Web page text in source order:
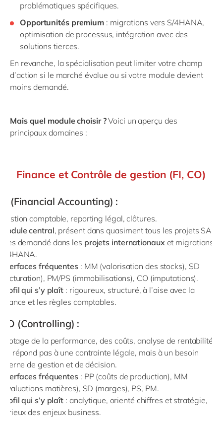
problématiques spécifiques.
Opportunités premium : migrations vers S/4HANA,
optimisation de processus, intégration avec des
solutions tierces.
En revanche, la spécialisation peut limiter votre champ
d’action si le marché évolue ou si votre module devient
moins demandé.
Mais quel module choisir ?Voici un aperçu des
principaux domaines :
Finance et Contrôle de gestion (FI, CO)
FI (Financial Accounting) :
Gestion comptable, reporting légal, clôtures.
Module central, présent dans quasiment tous les projets SAP.
Très demandé dans les projets internationauxet migrations
S/4HANA.
Interfaces fréquentes: MM (valorisation des stocks), SD
(facturation), PM/PS (immobilisations), CO (imputations).
Profil qui s’y plaît : rigoureux, structuré, à l’aise avec la
finance et les règles comptables.
CO (Controlling) :
Pilotage de la performance, des coûts, analyse de rentabilité.
Ne répond pas à une contrainte légale, mais à un besoin
interne de gestion et de décision.
Interfaces fréquentes: PP (coûts de production), MM
(évaluations matières), SD (marges), PS, PM.
Profil qui s’y plaît : analytique, orienté chiffres et stratégie,
curieux des enjeux business.